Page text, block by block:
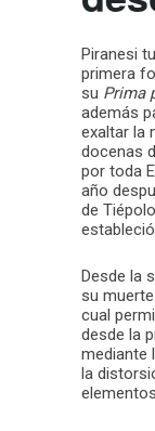
Piranesi
primera
su Prima
además
exaltar la
docenas
por toda
año
de
Desde la
su
cual
desde la
mediante
la